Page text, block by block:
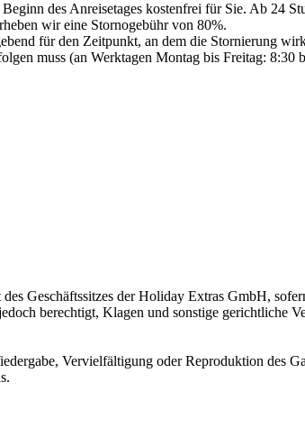
des Anreisetages kostenfrei für Sie. Ab 24
wir eine Stornogebühr von 80%.
für den Zeitpunkt, an dem die Stornierung
muss (an Werktagen Montag bis Freitag: 8:30
Geschäftssitzes der Holiday Extras GmbH,
berechtigt, Klagen und sonstige gerichtliche
Vervielfältigung oder Reproduktion des